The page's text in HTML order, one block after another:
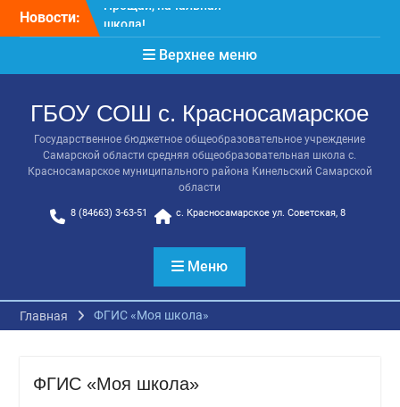
Новости:
Расписание консультаций
выпускников 9 класса
Класс года
Последний звонок
ТОП «Ребёнок не прошёл
на бюджет. Как получить
господдержку и
сохранить семейный
школа!
Верхнее меню
ГБОУ СОШ с. Красносамарское
Государственное бюджетное общеобразовательное учреждение
Самарской области средняя общеобразовательная школа с.
Красносамарское муниципального района Кинельский Самарской
области
8 (84663) 3-63-51 с. Красносамарское ул. Советская, 8
Меню
Главная ФГИС «Моя школа»
ФГИС «Моя школа»